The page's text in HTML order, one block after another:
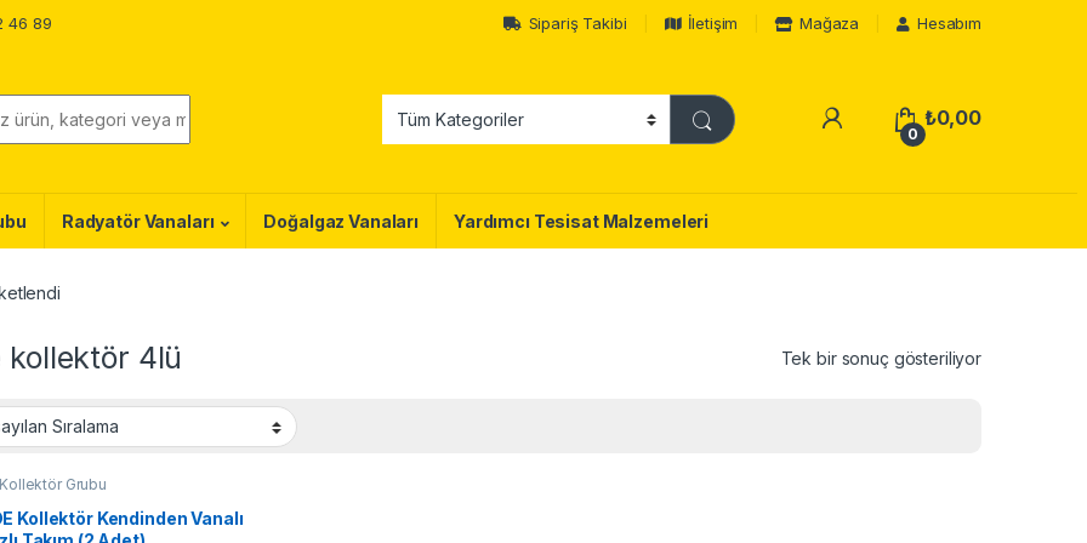
46 89 Sipariş Takibi İletişim Mağaza Hesabım
0
₺0,00
Radyatör Vanaları Doğalgaz Vanaları Yardımcı Tesisat Malzemeleri
kollektör 4lü Tek bir sonuç gösteriliyor
Grubu
Kollektör Kendinden Vanalı